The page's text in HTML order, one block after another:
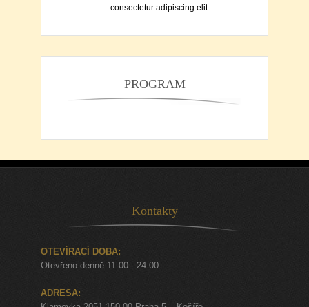
consectetur adipiscing elit.…
PROGRAM
Kontakty
OTEVÍRACÍ DOBA:
Otevřeno denně 11.00 - 24.00
ADRESA: